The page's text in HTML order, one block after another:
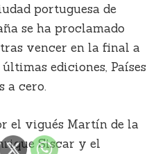
portuguesa de
se ha proclamado
vencer en la final a
ediciones, Países
a cero.
el vigués Martín de la
Siscar y el